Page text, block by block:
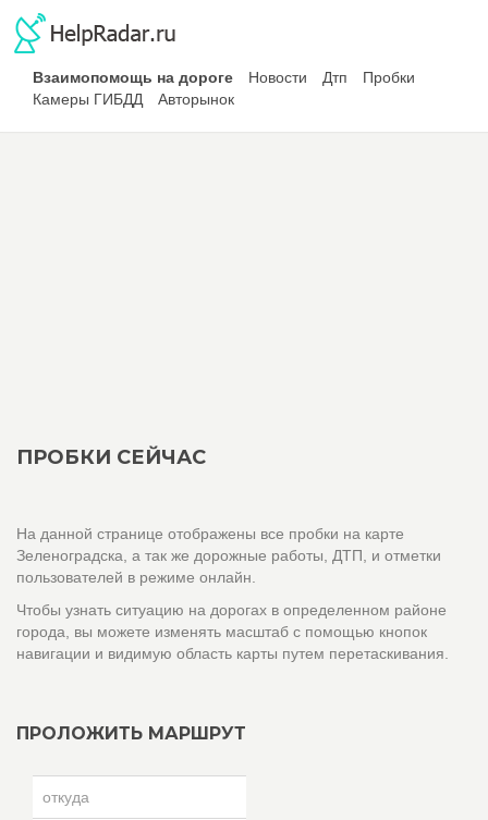
Взаимопомощь на дороге Новости Дтп
Пробки
Камеры ГИБДД
Авторынок
ПРОБКИ СЕЙЧАС
На данной странице отображены все пробки на карте
Зеленоградска, а так же дорожные работы, ДТП, и отметки
пользователей в режиме онлайн.
Чтобы узнать ситуацию на дорогах в определенном районе
города, вы можете изменять масштаб с помощью кнопок
навигации и видимую область карты путем перетаскивания.
ПРОЛОЖИТЬ МАРШРУТ